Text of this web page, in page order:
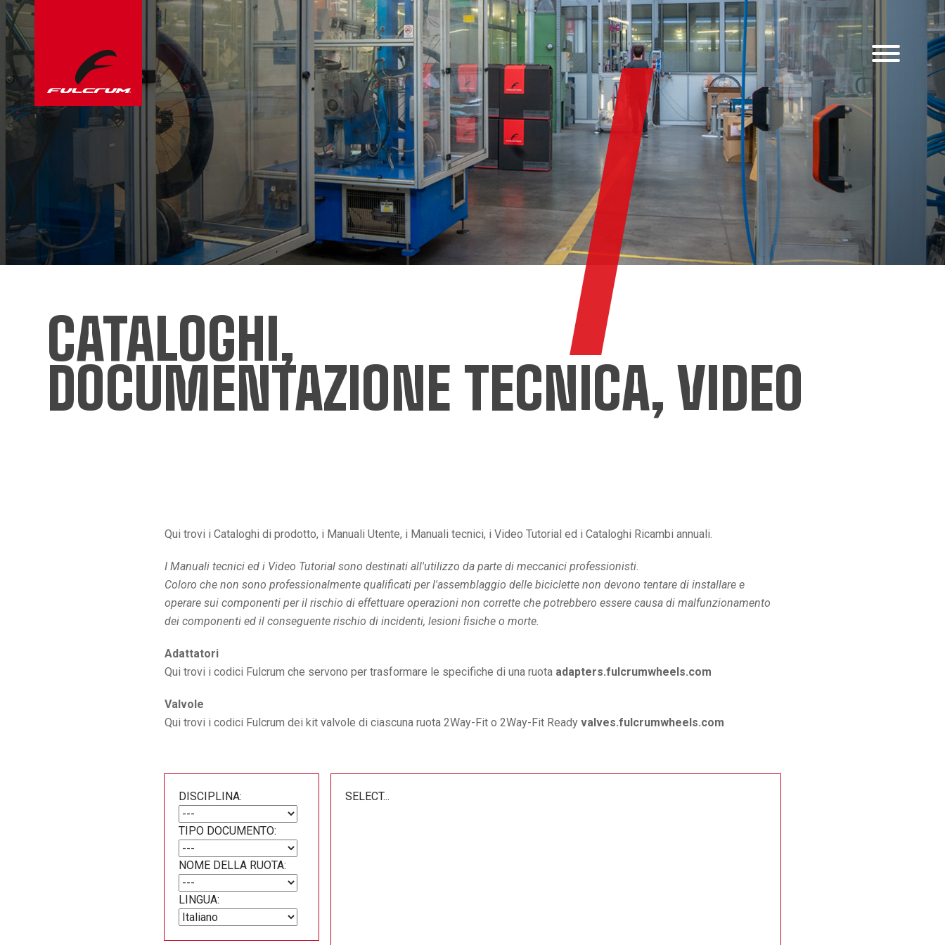
CATALOGHI,
DOCUMENTAZIONE TECNICA, VIDEO
Qui trovi i Cataloghi di prodotto, i Manuali Utente, i Manuali tecnici, i Video Tutorial ed i Cataloghi Ricambi annuali.
I Manuali tecnici ed i Video Tutorial sono destinati all'utilizzo da parte di meccanici professionisti.
Coloro che non sono professionalmente qualificati per l'assemblaggio delle biciclette non devono tentare di installare e
operare sui componenti per il rischio di effettuare operazioni non corrette che potrebbero essere causa di malfunzionamento
dei componenti ed il conseguente rischio di incidenti, lesioni fisiche o morte.
Adattatori
Qui trovi i codici Fulcrum che servono per trasformare le specifiche di una ruota adapters.fulcrumwheels.com
Valvole
Qui trovi i codici Fulcrum dei kit valvole di ciascuna ruota 2Way-Fit o 2Way-Fit Ready valves.fulcrumwheels.com
DISCIPLINA:
TIPO DOCUMENTO:
NOME DELLA RUOTA:
LINGUA:
SELECT...